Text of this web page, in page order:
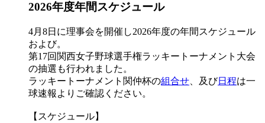
2026年度年間スケジュール
4月8日に理事会を開催し2026年度の年間スケジュール
および。
第17回関西女子野球選手権ラッキートーナメント大会
の抽選も行われました。
ラッキートーナメント関仲杯の組合せ 、及び日程は一
球速報よりご確認ください。
【スケジュール】